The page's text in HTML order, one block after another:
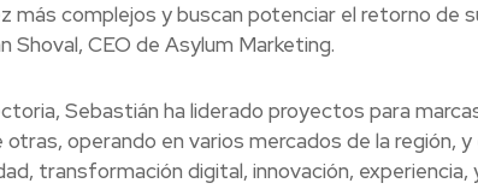
más complejos y buscan potenciar el retorno de
Shoval, CEO de Asylum Marketing.
Sebastián ha liderado proyectos para
operando en varios mercados de la región,
transformación digital, innovación, experiencia,